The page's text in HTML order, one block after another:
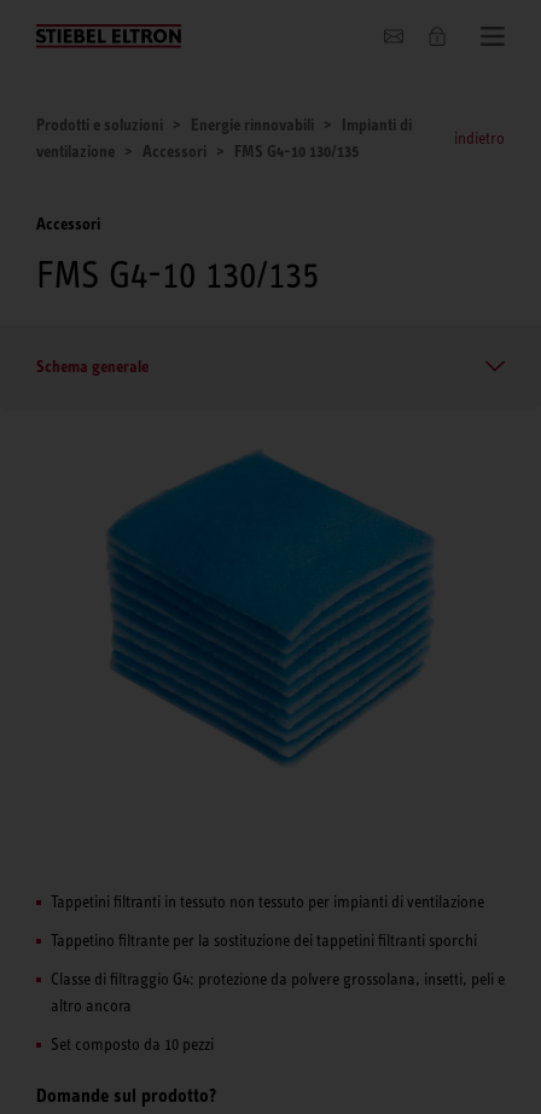
Chi siamo
Prodotti e soluzioni Energie rinnovabili
Impianti di
ventilazione
Accessori FMS G4-10 130/135
indietro
Accessori
FMS G4-10 130/135
Schema generale
Tappetini filtranti in tessuto non tessuto per impianti di ventilazione
Tappetino filtrante per la sostituzione dei tappetini filtranti sporchi
Classe di filtraggio G4: protezione da polvere grossolana, insetti, peli e
altro ancora
Set composto da 10 pezzi
Domande sul prodotto?